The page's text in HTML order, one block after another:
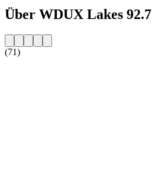
Über WDUX Lakes 92.7
(71)